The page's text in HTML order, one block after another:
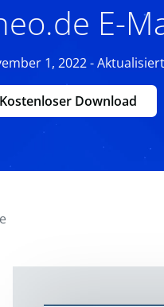
E-
1, 2022 -
Kostenloser Download